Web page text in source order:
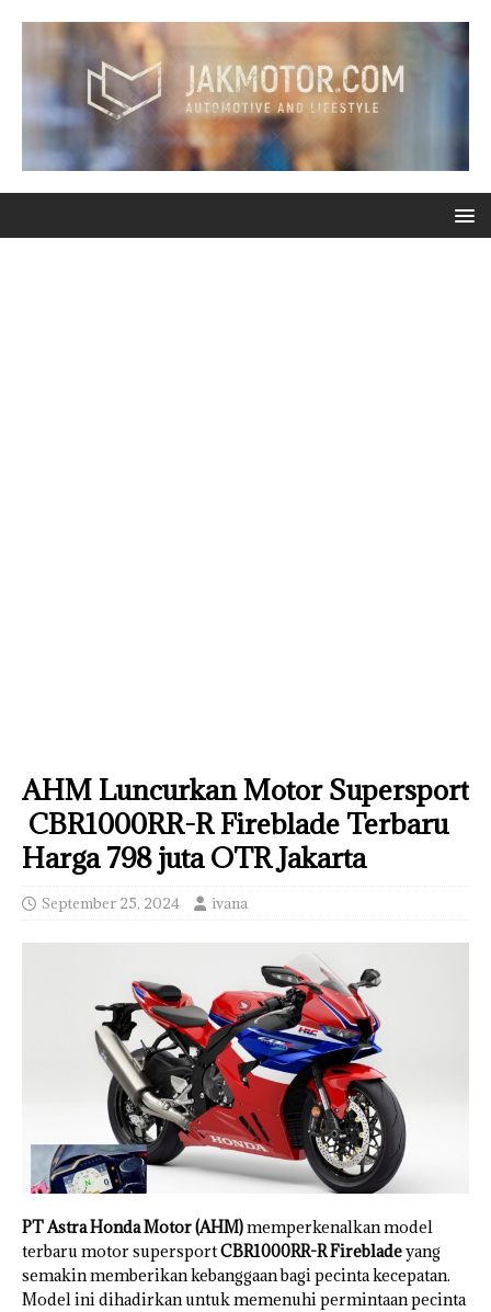
AHM Luncurkan Motor Supersport
CBR1000RR-R Fireblade Terbaru
Harga 798 juta OTR Jakarta
September 25, 2024 ivana
PT Astra Honda Motor (AHM)memperkenalkan model
terbaru motor supersportCBR1000RR-R Firebladeyang
semakin memberikan kebanggaan bagi pecinta kecepatan.
Model ini dihadirkan untuk memenuhi permintaan pecinta